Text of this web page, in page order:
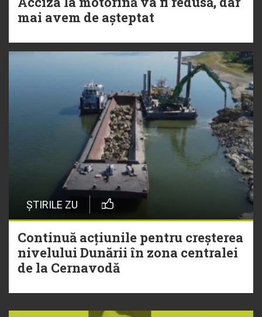
mai avem de așteptat
ȘTIRILE ZU
Continuă acțiunile pentru creșterea
nivelului Dunării în zona centralei
de la Cernavodă